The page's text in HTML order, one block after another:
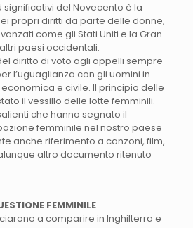
del Novecento è la
propri diritti da parte delle donne,
come gli Stati Uniti e la Gran
paesi occidentali.
diritto di voto agli appelli sempre
l’uguaglianza con gli uomini in
e civile. Il principio delle
il vessillo delle lotte femminili.
che hanno segnato il
femminile nel nostro paese
anche riferimento a canzoni, film,
altro documento ritenuto
FEMMINILE
a comparire in Inghilterra e